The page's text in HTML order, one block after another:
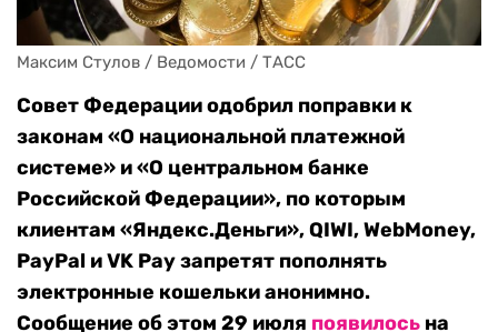
Максим Стулов / Ведомости / ТАСС
Совет Федерации одобрил поправки к
законам «О национальной платежной
системе» и «О центральном банке
Российской Федерации», по которым
клиентам «Яндекс.Деньги», QIWI, WebMoney,
PayPal и VK Pay запретят пополнять
электронные кошельки анонимно.
Сообщение об этом 29 июля появилось на